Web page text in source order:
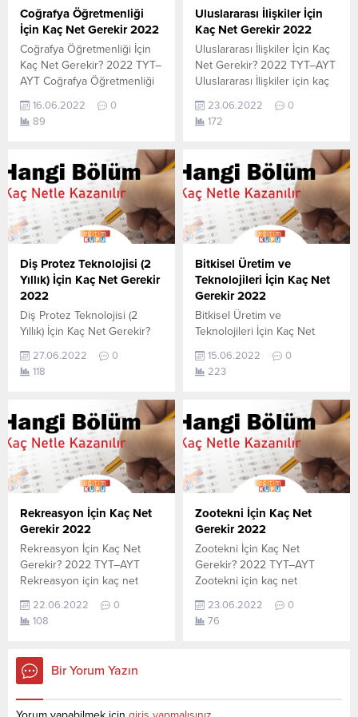
Coğrafya Öğretmenliği
İçin Kaç Net Gerekir 2022
Coğrafya Öğretmenliği İçin
Kaç Net Gerekir? 2022 TYT–
AYT Coğrafya Öğretmenliği
sorusunun cevabını
aşağıdan öğrenebilirsiniz. Bu
sınavında en son yerleşen
öğrencilerin yapmış olduğu
netlerdir. YÖKATLAS YKS-
TYT Net Sihirbazı, YKS-TYT
Net Sihirbazı. Sayfamızdaki
verilerin tamamı
YÖK tarafından yayınlanmış
olan en son güncel netlerdir.
YÖKATLAS-YÖK Net
16.06.2022
0
89
Uluslararası İlişkiler İçin
Kaç Net Gerekir 2022
Uluslararası İlişkiler İçin Kaç
Net Gerekir? 2022 TYT–AYT
Uluslararası İlişkiler için kaç
sorusunun cevabını
aşağıdan öğrenebilirsiniz. Bu
sınavında en son yerleşen
öğrencilerin yapmış olduğu
netlerdir. YÖKATLAS YKS-
TYT Net Sihirbazı, YKS-TYT
Net Sihirbazı. Sayfamızdaki
verilerin tamamı
YÖK tarafından yayınlanmış
olan en son güncel netlerdir.
YÖKATLAS-YÖK Net
23.06.2022
0
172
Diş Protez Teknolojisi (2
Yıllık) İçin Kaç Net Gerekir
2022
Diş Protez Teknolojisi (2
Yıllık) İçin Kaç Net Gerekir?
Teknolojisi (2 Yıllık) için kaç
net yapmam gerekir
aşağıdan öğrenebilirsiniz. Bu
veriler 2021 TYT-AYT
sınavında en son yerleşen
öğrencilerin yapmış olduğu
netlerdir. YÖKATLAS YKS-
TYT Net Sihirbazı, YKS-TYT
Net Sihirbazı. Sayfamızdaki
verilerin tamamı
YÖK tarafından yayınlanmış
olan en...
27.06.2022
0
118
Bitkisel Üretim ve
Teknolojileri İçin Kaç Net
Gerekir 2022
Bitkisel Üretim ve
Teknolojileri İçin Kaç Net
Bitkisel Üretim ve
Teknolojileri için kaç net
cevabını aşağıdan
öğrenebilirsiniz. Bu veriler
2021 TYT-AYT sınavında en
son yerleşen öğrencilerin
yapmış olduğu netlerdir.
YÖKATLAS YKS-TYT Net
Sihirbazı, YKS-TYT Net
Sihirbazı. Sayfamızdaki
verilerin tamamı
YÖK tarafından yayınlanmış
olan en son güncel...
15.06.2022
0
223
Rekreasyon İçin Kaç Net
Gerekir 2022
Rekreasyon İçin Kaç Net
Gerekir? 2022 TYT–AYT
Rekreasyon için kaç net
cevabını aşağıdan
öğrenebilirsiniz. Bu veriler
son yerleşen öğrencilerin
yapmış olduğu netlerdir.
Sihirbazı, YKS-TYT Net
22.06.2022
0
108
Zootekni İçin Kaç Net
Gerekir 2022
Zootekni İçin Kaç Net
Gerekir? 2022 TYT–AYT
Zootekni için kaç net
cevabını aşağıdan
öğrenebilirsiniz. Bu veriler
23.06.2022
0
76
Bir Yorum Yazın